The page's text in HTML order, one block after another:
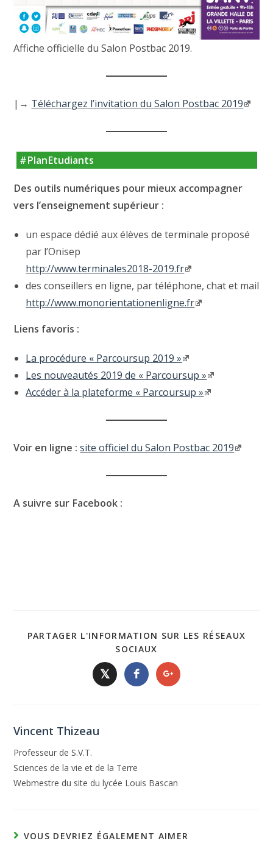
Affiche officielle du Salon Postbac 2019.
|→ Téléchargez l’invitation du Salon Postbac 2019
#PlanEtudiants
Des outils numériques pour mieux accompagner
vers l’enseignement supérieur :
un espace dédié aux élèves de terminale proposé
par l’Onisep
http://www.terminales2018-2019.fr
des conseillers en ligne, par téléphone, chat et mail
http://www.monorientationenligne.fr
Liens favoris :
La procédure « Parcoursup 2019 »
Les nouveautés 2019 de « Parcoursup »
Accéder à la plateforme « Parcoursup »
Voir en ligne : site officiel du Salon Postbac 2019
A suivre sur Facebook :
PARTAGER L'INFORMATION SUR LES RÉSEAUX
SOCIAUX
𝕏
Vincent Thizeau
Professeur de S.V.T.
Sciences de la vie et de la Terre
Webmestre du site du lycée Louis Bascan
VOUS DEVRIEZ ÉGALEMENT AIMER